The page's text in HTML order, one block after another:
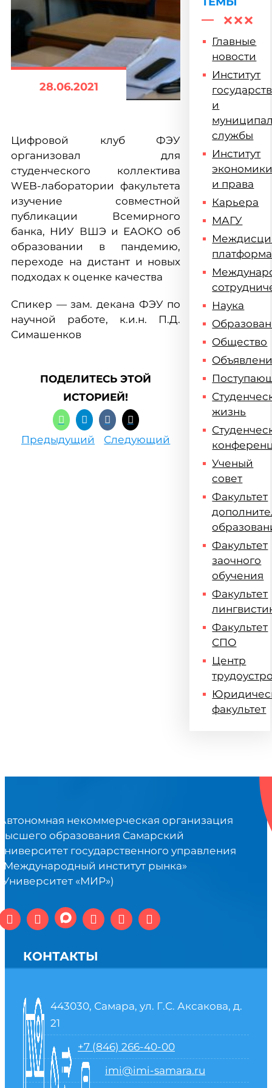
28.06.2021
Цифровой клуб ФЭУ
организовал для
студенческого коллектива
WEB-лаборатории факультета
изучение совместной
публикации Всемирного
банка, НИУ ВШЭ и ЕАОКО об
образовании в пандемию,
переходе на дистант и новых
подходах к оценке качества
Спикер — зам. декана ФЭУ по
научной работе, к.и.н. П.Д.
Симашенков
ПОДЕЛИТЕСЬ ЭТОЙ
ИСТОРИЕЙ!
Предыдущий Следующий
Главные
новости
Институт
и
службы
Институт
и права
Карьера
МАГУ
платформа
Наука
Общество
жизнь
Ученый
совет
Факультет
Факультет
заочного
обучения
Факультет
Факультет
СПО
Центр
факультет
некоммерческая организация
образования Самарский
государственного управления
институт рынка»
«МИР»)
КОНТАКТЫ
443030, Самара, ул. Г.С. Аксакова, д.
21
+7 (846) 266-40-00
imi@imi-samara.ru